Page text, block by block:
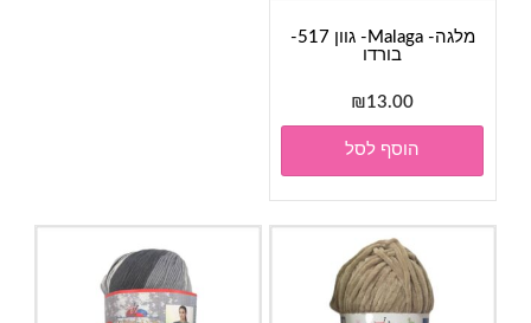
מלגה- Malaga- גוון 517-
בורדו
₪13.00
הוסף לסל